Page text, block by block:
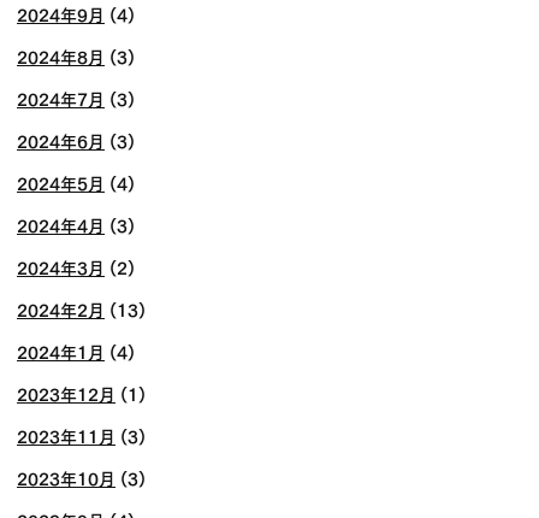
2024年9月 (4)
2024年8月 (3)
2024年7月 (3)
2024年6月 (3)
2024年5月 (4)
2024年4月 (3)
2024年3月 (2)
2024年2月 (13)
2024年1月 (4)
2023年12月 (1)
2023年11月 (3)
2023年10月 (3)